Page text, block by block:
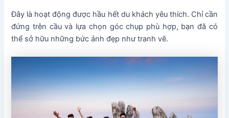
Đây là hoạt động được hầu hết du khách yêu thích. Chỉ cần
đứng trên cầu và lựa chọn góc chụp phù hợp, bạn đã có
thể sở hữu những bức ảnh đẹp như tranh vẽ.